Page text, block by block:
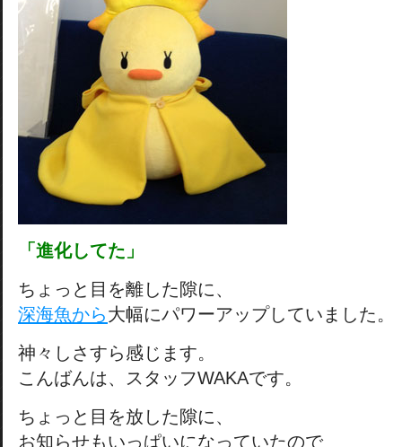
「進化してた」
ちょっと目を離した隙に、
深海魚から大幅にパワーアップしていました。
神々しさすら感じます。
こんばんは、スタッフWAKAです。
ちょっと目を放した隙に、
お知らせもいっぱいになっていたので